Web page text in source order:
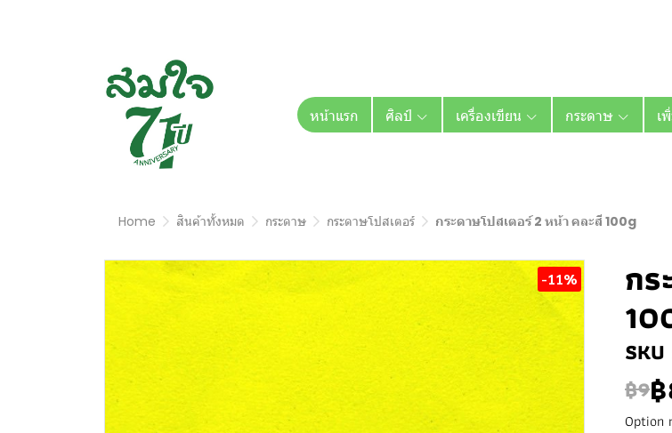
หน้าแรก ศิลป์ เครื่องเขียน กระดาษ เ
Home สินค้าทั้งหมด กระดาษ กระดาษโปสเตอร์ กระดาษโปสเตอร์ 2 หน้า คละสี 100g
-11% กร
฿9
Option